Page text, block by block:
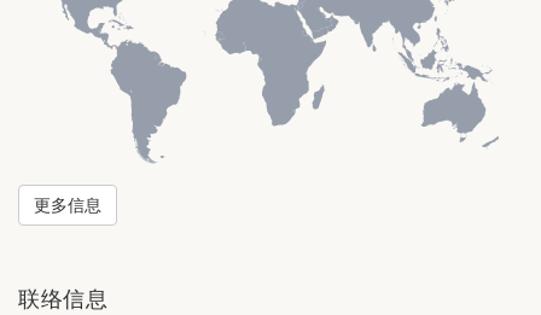
更多信息
联络信息